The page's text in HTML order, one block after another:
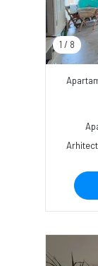
1 / 8